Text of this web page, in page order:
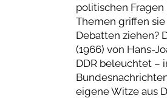
politischen
Themen griffen
Debatten ziehen?
(1966) von Hans-
DDR beleuchtet –
eigene Witze aus